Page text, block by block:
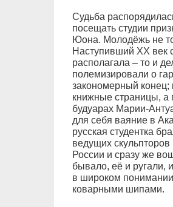
Судьба
посещать студии
Юона. Молодёжь не
Наступивший XX век
располагала – то и
полемизировали о
закономерный конец;
книжные страницы, а
будуарах Марии-
для себя ваяние в
русская студентка
ведущих
России и сразу же
бывало, её и ругали,
в широком понимании
коварными шипами.